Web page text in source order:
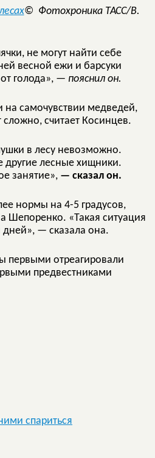
© Фотохроника ТАСС/В.
не могут найти себе
весной ежи и барсуки
голода», — пояснил он.
на самочувствии медведей,
считает Косинцев.
в лесу невозможно.
лесные хищники.
занятие», — сказал он.
нормы на 4-5 градусов,
Шепоренко. «Такая ситуация
— сказала она.
первыми отреагировали
предвестниками
спариться